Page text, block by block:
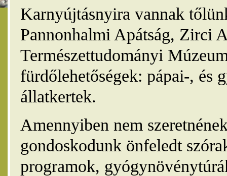
Karnyújtásnyira vannak
Pannonhalmi Apátság, Zirci
Természettudományi
fürdőlehetőségek: pápai-, és
állatkertek.
Amennyiben nem
gondoskodunk önfeledt
programok,